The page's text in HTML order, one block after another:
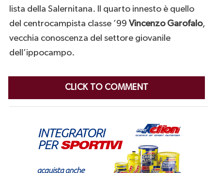
lista della Salernitana. Il quarto innesto è quello
del centrocampista classe ’99 Vincenzo Garofalo,
vecchia conoscenza del settore giovanile
dell’ippocampo.
CLICK TO COMMENT